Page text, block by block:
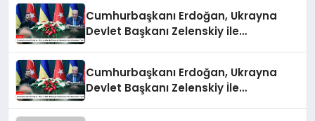
Cumhurbaşkanı Erdoğan, Ukrayna
Devlet Başkanı Zelenskiy ile
Cumhurbaşkanı Erdoğan, Ukrayna
Devlet Başkanı Zelenskiy İle